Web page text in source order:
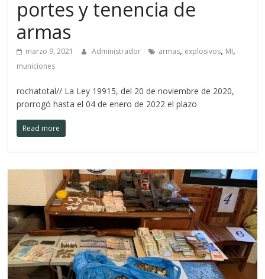
portes y tenencia de
armas
marzo 9, 2021 Administrador armas, explosivos, MI,
municiones
rochatotal// La Ley 19915, del 20 de noviembre de 2020,
prorrogó hasta el 04 de enero de 2022 el plazo
Read more